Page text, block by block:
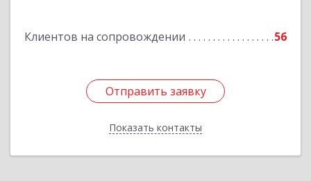
Клиентов на сопровождении 56
Отправить заявку
Показать контакты
Отправить заявку
Назад